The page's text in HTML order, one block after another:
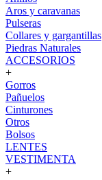
Aros y caravanas
Pulseras
Collares y gargantillas
Piedras Naturales
ACCESORIOS
+
Gorros
Pañuelos
Cinturones
Otros
Bolsos
LENTES
VESTIMENTA
+